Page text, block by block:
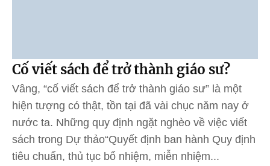
Cố viết sách để trở thành giáo sư?
Vâng, “cố viết sách để trở thành giáo sư” là một
hiện tượng có thật, tồn tại đã vài chục năm nay ở
nước ta. Những quy định ngặt nghèo về việc viết
sách trong Dự thảo“Quyết định ban hành Quy định
tiêu chuẩn, thủ tục bổ nhiệm, miễn nhiệm...